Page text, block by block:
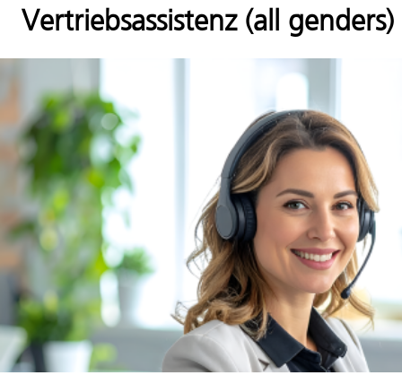
Vertriebsassistenz (all genders)